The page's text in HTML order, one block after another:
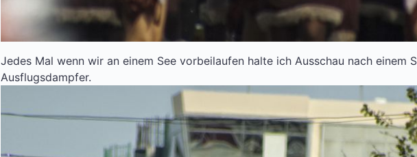
Jedes Mal wenn wir an einem See vorbeilaufen halte ich Ausschau nach einem
Ausflugsdampfer.